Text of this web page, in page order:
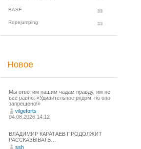
BASE
Ropejumping
Новое
Мы ответим нашим чадам правду, им не
все равно: «Удивительное рядом, но оно
запрещено!»
vilgeforts
04.08.2026 14:12
ВЛАДИМИР КАРАТАЕВ ПРОДОЛЖИТ
РАССКАЗЫВАТЬ…
ssh